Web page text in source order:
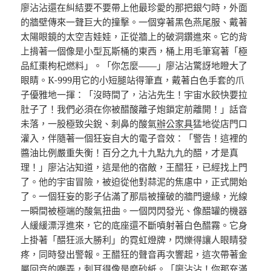
廖沾沾還在糾結要不要帶上他最珍愛的那把銀勺時，外面
的牆壁傳來一聲巨大的撞擊。一個穿著黑色燕尾服、戴著
太陽眼鏡的太空吉娃娃，正從牆上的破洞鑽進來。它的背
上揹著一個像是小型瓦斯桶的東西，桶上用毛筆寫著「極
品紅棗枸杞燃料」。「你怎麼——」廖沾沾驚訝地瞪大了
眼睛。K-999用它的小短腿站得筆直，戴著白色手套的爪
子優雅地一揮：「沒時間了，沾沾先生！宇宙水餃快要拉
肚子了！我們必須在你被醋酸離子炮鎖定前離開！」話音
未落，一股極致尖銳、刺鼻的酸氣辦公家具猛地從店門口
灌入，伴隨著一個狂妄自大的電子音效：「警告！這裡的
醬油比例嚴重失衡！百分之九十九點九九的醋，才是真
理！」廖沾沾知道，這是他的宿敵，王醋狂，已經找上門
了。他的宇宙冒險，被迫從他對蒜泥的焦慮中，正式開始
了。一個狂妄的影子佔滿了那扇被撞破的牆門邊緣，光線
一瞬間被極端的酸氣扭曲。一個閃閃發光、像醋罐的機器
人緩緩漂浮進來，它的底座還不斷噴射著白色醋霧。它身
上掛著「醋狂派大勝利」的霓虹燈牌，閃爍得讓人眼睛發
疼，同時發出警報。王醋狂的聲音再次響起，這次帶著金